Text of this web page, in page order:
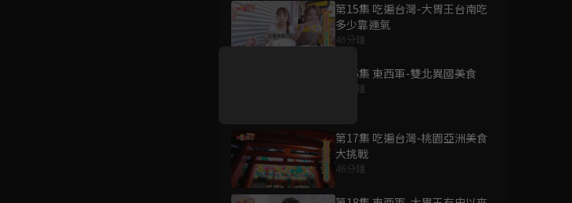
第15集 吃遍台灣-大胃王台南吃
多少靠運氣
46分鐘
第16集 東西軍-雙北異國美食
47分鐘
第17集 吃遍台灣-桃園亞洲美食
大挑戰
46分鐘
好康資訊
升級VIP最優惠！獨家好